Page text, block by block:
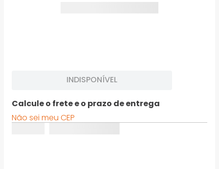
INDISPONÍVEL
Calcule o frete e o prazo de entrega
Não sei meu CEP